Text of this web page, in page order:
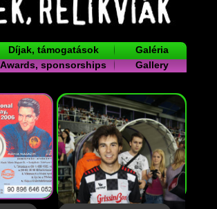
Díjak, támogatások
Galéria
Awards, sponsorships Gallery